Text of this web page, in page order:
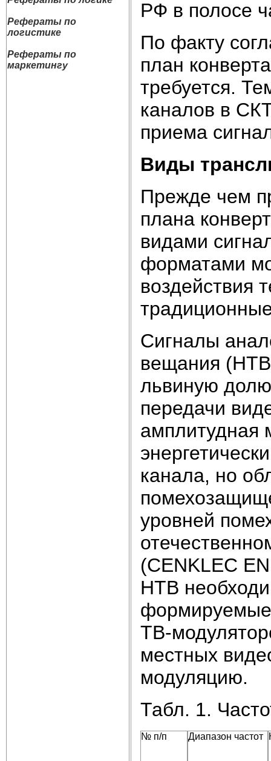
Рефераты по
логистике
Рефераты по
маркетингу
РФ в полосе
По факту
план
требуется.
каналов в
приема
Виды
Прежде чем
плана
видами
форматами
воздействия
Сигналы
вещания
львиную
передачи
амплитудная
канала, но
уровней
(CENKLEC
НТВ
ТВ-
местных
модуляцию.
Табл. 1.
№ п/п Диапазон частот